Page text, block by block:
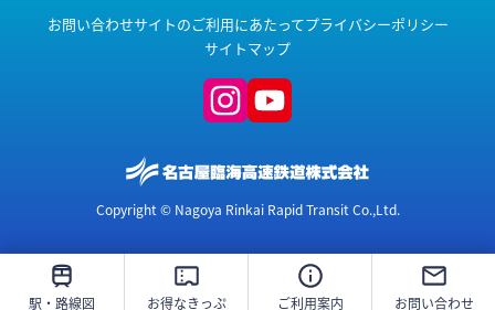
お問い合わせサイトのご利用にあたってプライバシーポリシー
サイトマップ
Copyright © Nagoya Rinkai Rapid Transit Co.,Ltd.
駅・路線図 お得なきっぷ ご利用案内 お問い合わせ